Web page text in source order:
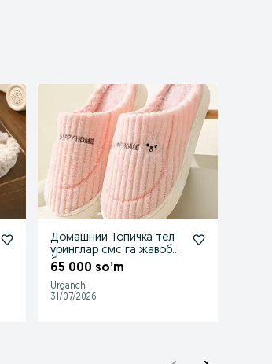
Домашний Топичка тел
уринглар смс га жавоб
беролмиман олмокчи
65 000 so’m
Urganch
31/07/2026